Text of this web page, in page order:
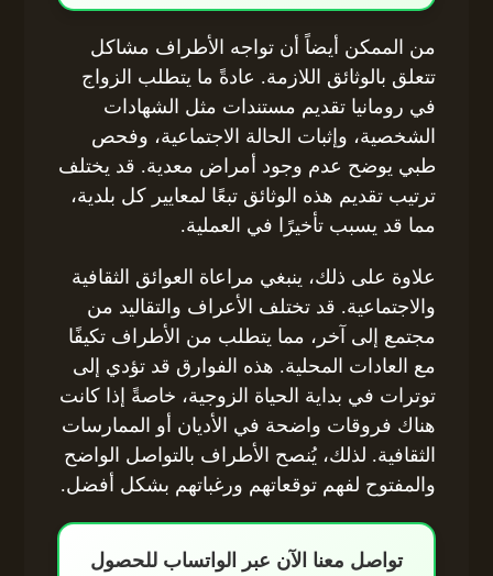
من الممكن أيضاً أن تواجه الأطراف مشاكل
تتعلق بالوثائق اللازمة. عادةً ما يتطلب الزواج
في رومانيا تقديم مستندات مثل الشهادات
الشخصية، وإثبات الحالة الاجتماعية، وفحص
طبي يوضح عدم وجود أمراض معدية. قد يختلف
ترتيب تقديم هذه الوثائق تبعًا لمعايير كل بلدية،
مما قد يسبب تأخيرًا في العملية.
علاوة على ذلك، ينبغي مراعاة العوائق الثقافية
والاجتماعية. قد تختلف الأعراف والتقاليد من
مجتمع إلى آخر، مما يتطلب من الأطراف تكيفًا
مع العادات المحلية. هذه الفوارق قد تؤدي إلى
توترات في بداية الحياة الزوجية، خاصةً إذا كانت
هناك فروقات واضحة في الأديان أو الممارسات
الثقافية. لذلك، يُنصح الأطراف بالتواصل الواضح
والمفتوح لفهم توقعاتهم ورغباتهم بشكل أفضل.
تواصل معنا الآن عبر الواتساب للحصول